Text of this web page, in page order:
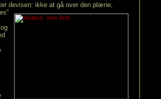
devisen: ikke at gå over den plæne,